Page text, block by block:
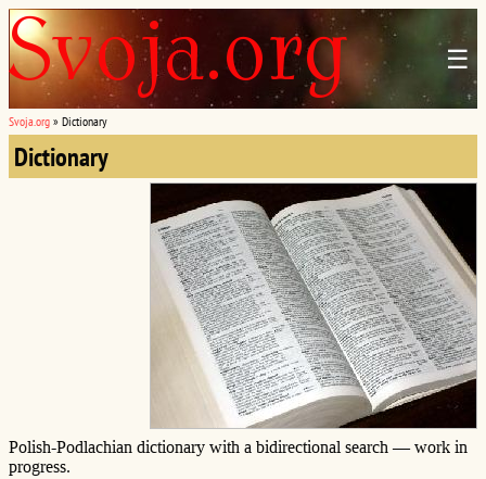
☰
Svoja.org » Dictionary
Dictionary
Polish-Podlachian dictionary with a bidirectional search — work in
progress.